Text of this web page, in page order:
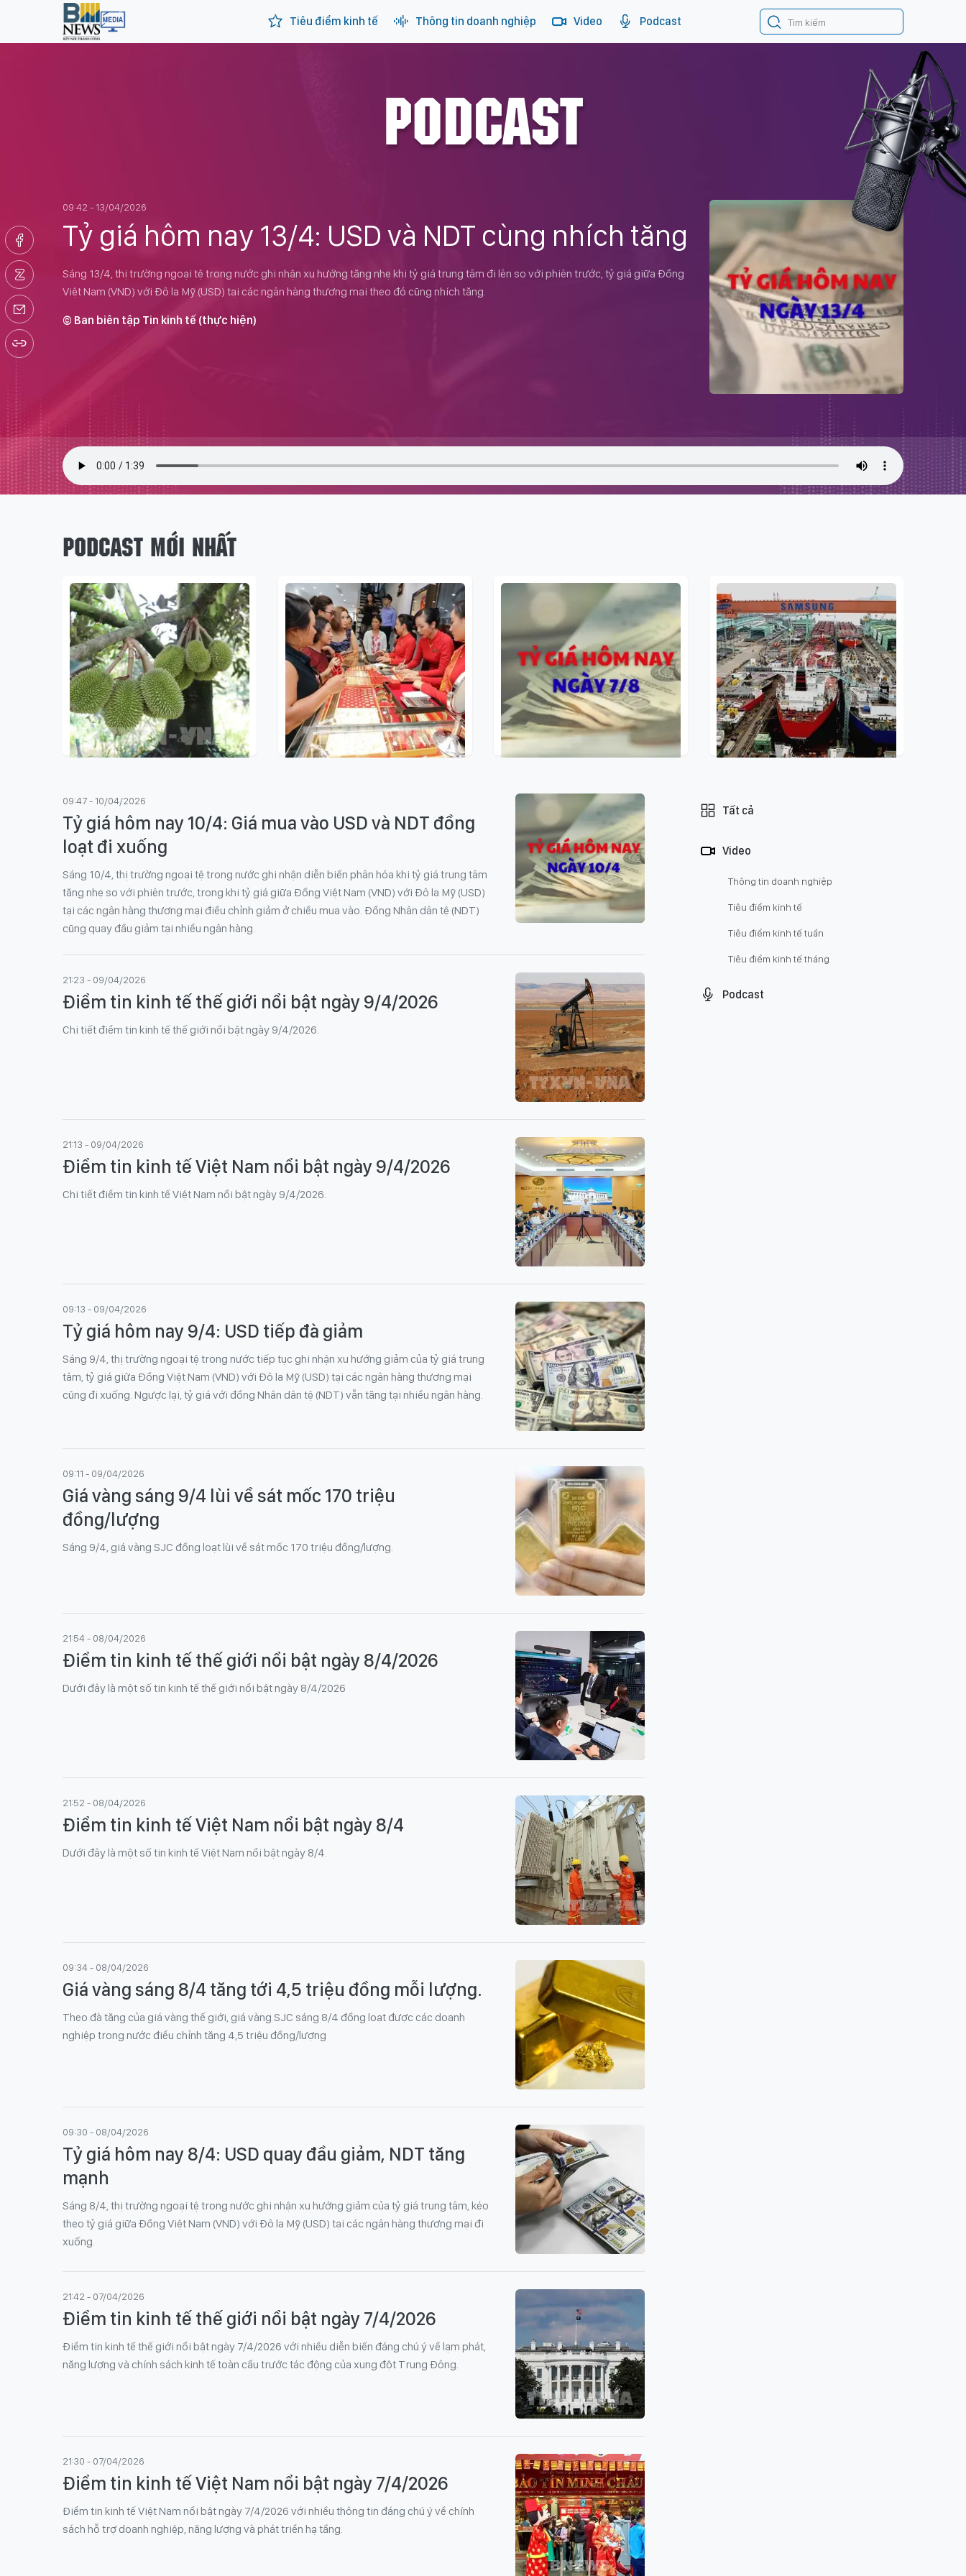
Tiêu điểm kinh tế Thông tin doanh nghiệp Video Podcast
PODCAST
09:42 - 13/04/2026
Tỷ giá hôm nay 13/4: USD và NDT cùng nhích tăng
Sáng 13/4, thị trường ngoại tệ trong nước ghi nhận xu hướng tăng nhẹ khi tỷ giá trung tâm đi lên so với phiên trước, tỷ giá giữa Đồng
Việt Nam (VND) với Đô la Mỹ (USD) tại các ngân hàng thương mại theo đó cũng nhích tăng.
© Ban biên tập Tin kinh tế (thực hiện)
PODCAST MỚI NHẤT
Điểm tin kinh tế Việt Nam nổi
bật ngày 7/8/2026
SJC giảm nhẹ
Tỷ giá hôm nay 7/8
ngày 6/8/2026
09:47 - 10/04/2026
Tỷ giá hôm nay 10/4: Giá mua vào USD và NDT đồng
loạt đi xuống
Sáng 10/4, thị trường ngoại tệ trong nước ghi nhận diễn biến phân hóa khi tỷ giá trung tâm
tăng nhẹ so với phiên trước, trong khi tỷ giá giữa Đồng Việt Nam (VND) với Đô la Mỹ (USD)
tại các ngân hàng thương mại điều chỉnh giảm ở chiều mua vào. Đồng Nhân dân tệ (NDT)
cũng quay đầu giảm tại nhiều ngân hàng.
21:23 - 09/04/2026
Điểm tin kinh tế thế giới nổi bật ngày 9/4/2026
Chi tiết điểm tin kinh tế thế giới nổi bật ngày 9/4/2026.
21:13 - 09/04/2026
Điểm tin kinh tế Việt Nam nổi bật ngày 9/4/2026
Chi tiết điểm tin kinh tế Việt Nam nổi bật ngày 9/4/2026.
09:13 - 09/04/2026
Tỷ giá hôm nay 9/4: USD tiếp đà giảm
Sáng 9/4, thị trường ngoại tệ trong nước tiếp tục ghi nhận xu hướng giảm của tỷ giá trung
tâm, tỷ giá giữa Đồng Việt Nam (VND) với Đô la Mỹ (USD) tại các ngân hàng thương mại
cũng đi xuống. Ngược lại, tỷ giá với đồng Nhân dân tệ (NDT) vẫn tăng tại nhiều ngân hàng.
09:11 - 09/04/2026
Giá vàng sáng 9/4 lùi về sát mốc 170 triệu
đồng/lượng
Sáng 9/4, giá vàng SJC đồng loạt lùi về sát mốc 170 triệu đồng/lượng.
21:54 - 08/04/2026
Điểm tin kinh tế thế giới nổi bật ngày 8/4/2026
Dưới đây là một số tin kinh tế thế giới nổi bật ngày 8/4/2026
21:52 - 08/04/2026
Điểm tin kinh tế Việt Nam nổi bật ngày 8/4
Dưới đây là một số tin kinh tế Việt Nam nổi bật ngày 8/4.
09:34 - 08/04/2026
Giá vàng sáng 8/4 tăng tới 4,5 triệu đồng mỗi lượng.
Theo đà tăng của giá vàng thế giới, giá vàng SJC sáng 8/4 đồng loạt được các doanh
nghiệp trong nước điểu chỉnh tăng 4,5 triệu đồng/lượng
09:30 - 08/04/2026
Tỷ giá hôm nay 8/4: USD quay đầu giảm, NDT tăng
mạnh
Sáng 8/4, thị trường ngoại tệ trong nước ghi nhận xu hướng giảm của tỷ giá trung tâm, kéo
theo tỷ giá giữa Đồng Việt Nam (VND) với Đô la Mỹ (USD) tại các ngân hàng thương mại đi
xuống.
21:42 - 07/04/2026
Điểm tin kinh tế thế giới nổi bật ngày 7/4/2026
Điểm tin kinh tế thế giới nổi bật ngày 7/4/2026 với nhiều diễn biến đáng chú ý về lạm phát,
năng lượng và chính sách kinh tế toàn cầu trước tác động của xung đột Trung Đông.
21:30 - 07/04/2026
Điểm tin kinh tế Việt Nam nổi bật ngày 7/4/2026
Điểm tin kinh tế Việt Nam nổi bật ngày 7/4/2026 với nhiều thông tin đáng chú ý về chính
sách hỗ trợ doanh nghiệp, năng lượng và phát triển hạ tầng.
Tất cả
Video
Thông tin doanh nghiệp
Tiêu điểm kinh tế
Tiêu điểm kinh tế tuần
Tiêu điểm kinh tế tháng
Podcast